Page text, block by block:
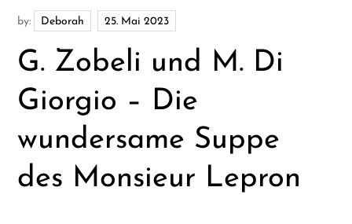
by: Deborah
G. Zobeli und M. Di
Giorgio – Die
wundersame Suppe
des Monsieur Lepron